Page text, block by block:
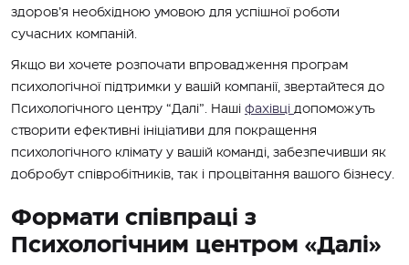
здоров’я необхідною умовою для успішної роботи
сучасних компаній.
Якщо ви хочете розпочати впровадження програм
психологічної підтримки у вашій компанії, звертайтеся до
Психологічного центру “Далі”. Наші фахівці допоможуть
створити ефективні ініціативи для покращення
психологічного клімату у вашій команді, забезпечивши як
добробут співробітників, так і процвітання вашого бізнесу.
Формати співпраці з
Психологічним центром «Далі»